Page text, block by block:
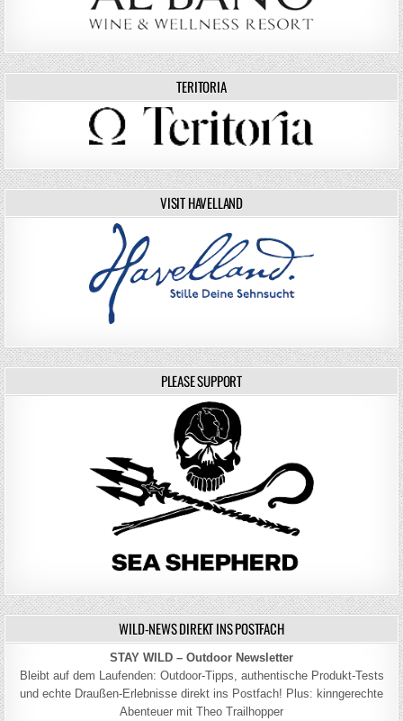
TERITORIA
VISIT HAVELLAND
PLEASE SUPPORT
WILD-NEWS DIREKT INS POSTFACH
STAY WILD – Outdoor Newsletter
Bleibt auf dem Laufenden: Outdoor-Tipps, authentische Produkt-Tests
und echte Draußen-Erlebnisse direkt ins Postfach! Plus: kinngerechte
Abenteuer mit Theo Trailhopper